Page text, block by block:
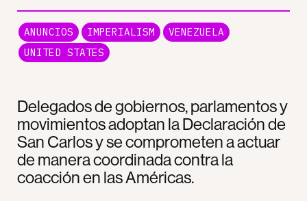
Delegados de gobiernos, parlamentos y
movimientos adoptan la Declaración de
San Carlos y se comprometen a actuar
de manera coordinada contra la
coacción en las Américas.
ANUNCIOS IMPERIALISM
VENEZUELA
UNITED STATES